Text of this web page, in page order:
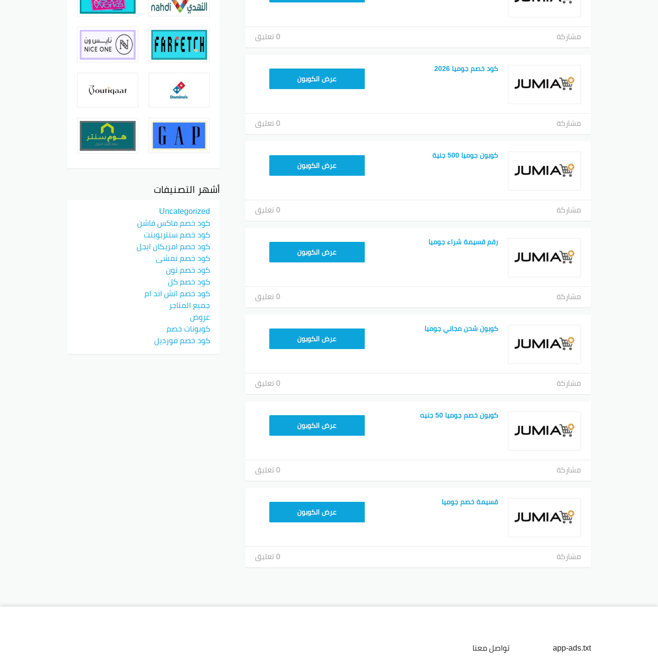
مشاركة 0 تعليق
كود خصم جوميا 2026
KNOV135عرض الكوبون
مشاركة 0 تعليق
كوبون جوميا 500 جنية
ASMINABF
عرض الكوبون
مشاركة 0 تعليق
رقم قسيمة شراء جوميا
عرض الكوبون
مشاركة 0 تعليق
كوبون شحن مجاني جوميا
عرض الكوبون
مشاركة 0 تعليق
كوبون خصم جوميا 50 جنيه
JUMIA10عرض الكوبون
مشاركة 0 تعليق
قسيمة خصم جوميا
عرض الكوبون
مشاركة 0 تعليق
أشهر التصنيفات
Uncategorized
كود خصم ماكس فاشن
كود خصم سنتربوينت
كود خصم امريكان ايجل
كود خصم نمشي
كود خصم نون
كود خصم كل
كود خصم اتش اند ام
جميع المتاجر
عروض
كوبونات خصم
كود خصم فورديل
app-ads.txt
تواصل معنا